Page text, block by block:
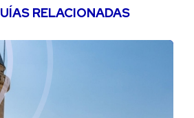
RELACIONADAS